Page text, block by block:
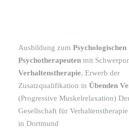
Ausbildung zum Psychologischen
Psychotherapeuten mit
Verhaltenstherapie, Erwerb der
Zusatzqualifikation in Übenden
(Progressive Muskelrelaxation)
Gesellschaft für
in Dortmund